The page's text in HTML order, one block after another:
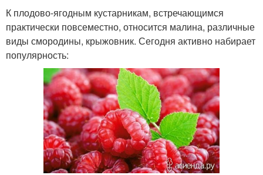
К плодово-ягодным кустарникам, встречающимся
практически повсеместно, относится малина, различные
виды смородины, крыжовник. Сегодня активно набирает
популярность: